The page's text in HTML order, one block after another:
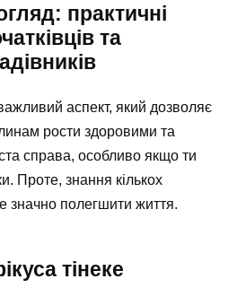
практичні
та
аспект, який дозволяє
рости здоровими та
справа, особливо якщо ти
Проте, знання кількох
значно полегшити життя.
тінеке